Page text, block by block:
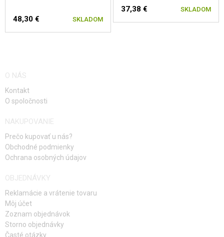
48,30 € SKLADOM
37,38 € SKLADOM
O NÁS
Kontakt
O spoločnosti
NAKUPOVANIE
Prečo kupovať u nás?
Obchodné podmienky
Ochrana osobných údajov
OBJEDNÁVKY
Reklamácie a vrátenie tovaru
Môj účet
Zoznam objednávok
Storno objednávky
Časté otázky